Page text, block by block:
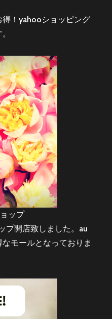
！yahooショッピング
ップ
開店致しました。au
モールとなっておりま